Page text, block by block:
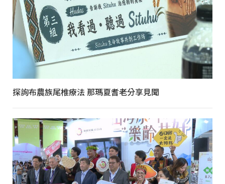
探詢布農族尾椎療法 那瑪夏耆老分享見聞